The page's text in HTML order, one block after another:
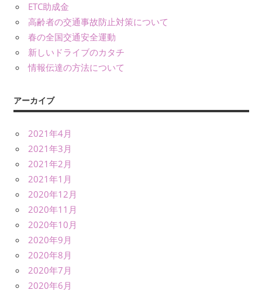
ETC助成金
高齢者の交通事故防止対策について
春の全国交通安全運動
新しいドライブのカタチ
情報伝達の方法について
アーカイブ
2021年4月
2021年3月
2021年2月
2021年1月
2020年12月
2020年11月
2020年10月
2020年9月
2020年8月
2020年7月
2020年6月